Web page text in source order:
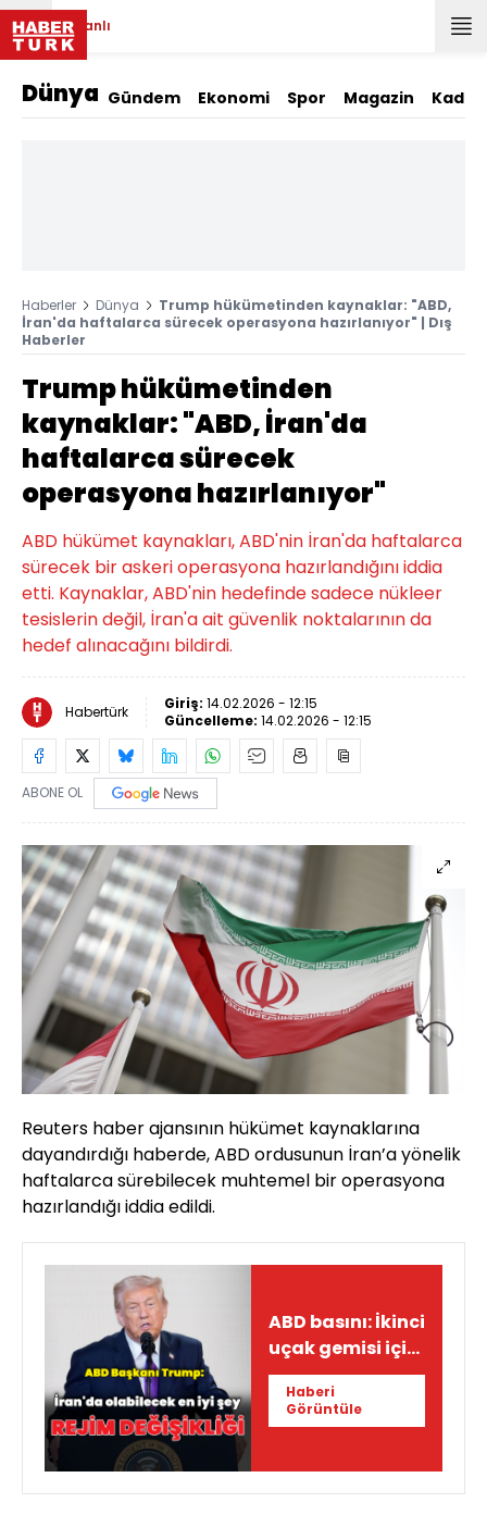
Canlı
Dünya Gündem Ekonomi Spor Magazin Kadın
Haberler Dünya
Trump hükümetinden kaynaklar: "ABD,
İran'da haftalarca sürecek operasyona hazırlanıyor" | Dış
Haberler
Trump hükümetinden
kaynaklar: "ABD, İran'da
haftalarca sürecek
operasyona hazırlanıyor"
ABD hükümet kaynakları, ABD'nin İran'da haftalarca
sürecek bir askeri operasyona hazırlandığını iddia
etti. Kaynaklar, ABD'nin hedefinde sadece nükleer
tesislerin değil, İran'a ait güvenlik noktalarının da
hedef alınacağını bildirdi.
Habertürk Giriş: 14.02.2026 - 12:15
Güncelleme: 14.02.2026 - 12:15
ABONE OL
Reuters haber ajansının hükümet kaynaklarına
dayandırdığı haberde, ABD ordusunun İran’a yönelik
haftalarca sürebilecek muhtemel bir operasyona
hazırlandığı iddia edildi.
ABD basını: İkinci
uçak gemisi için
emir verildi
Haberi
Görüntüle